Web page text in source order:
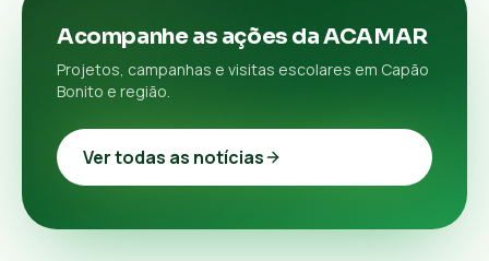
Acompanhe as ações da ACAMAR
Projetos, campanhas e visitas escolares em Capão
Bonito e região.
Ver todas as notícias